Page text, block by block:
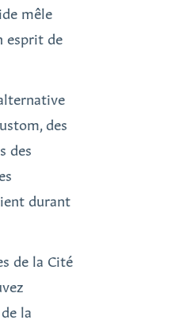
mêle
esprit de
des
des
durant
de la Cité
la